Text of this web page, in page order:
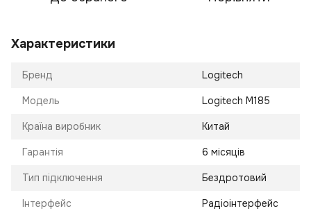
Характеристики
Бренд Logitech
Модель Logitech M185
Країна виробник Китай
Гарантія 6 місяців
Тип підключення Бездротовий
Інтерфейс Радіоінтерфейс